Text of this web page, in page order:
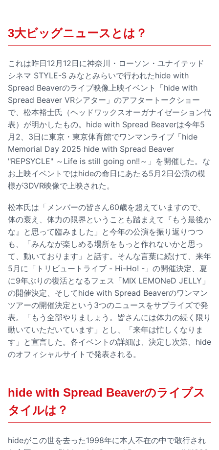
3大ビッグニュースとは？
これは昨日12月12日に神奈川・ローソン・ユナイテッド
シネマ STYLE-S みなとみらいで行われたhide with
Spread Beaverのライブ映像上映イベント「hide with
Spread Beaver VRシアター」のアフタートークショー
で、松本裕士氏（ヘッドワックスオーガナイゼーション代
表）が明かしたもの。hide with Spread Beaverは今年5
月2、3日に東京・東京体育館でワンマンライブ「hide
Memorial Day 2025 hide with Spread Beaver
"REPSYCLE" ～Life is still going on!!～」を開催した。な
お上映イベントではhideの命日にあたる5月2日公演の模
様が3DVR映像で上映された。
松本氏は「メンバーの皆さん60歳を超えていますので、
体の衰え、体力の限界ということも踏まえて『もう最後か
な』と思って臨みました」と今年の公演を振り返りつつ
も、「みんなが楽しめる場所をもっと作れないかと思っ
て、動いております」と話す。そんな言葉に続けて、来年
5月に「トリビュートライブ - Hi-Ho! -」の開催決定、夏
に9年ぶりの復活となるフェス「MIX LEMONeD JELLY」
の開催決定、そしてhide with Spread Beaverのワンマン
ツアーの開催決定という3つのニュースをサプライズで発
表。「もう全部やりましょう。皆さんには体力の続く限り
動いていただいています」とし、「来年は忙しくなりま
す」と宣言した。各イベントの詳細は、決定し次第、hide
のオフィシャルサイトで発表される。
hide with Spread Beaverのライブス
タイルは？
hideがこの世を去った1998年に本人不在の中で敢行され